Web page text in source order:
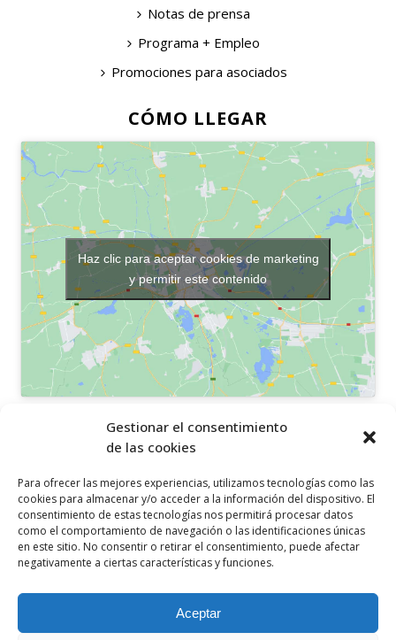
Gestionar el consentimiento
de las cookies
Para ofrecer las mejores experiencias, utilizamos tecnologías como las
cookies para almacenar y/o acceder a la información del dispositivo. El
consentimiento de estas tecnologías nos permitirá procesar datos
como el comportamiento de navegación o las identificaciones únicas
en este sitio. No consentir o retirar el consentimiento, puede afectar
negativamente a ciertas características y funciones.
Aceptar
Notas de prensa
Programa + Empleo
Promociones para asociados
CÓMO LLEGAR
Haz clic para aceptar cookies de marketing
y permitir este contenido
OTROS ENLACES
Política de cookies
Aviso legal
Canal ético
SÍGUENOS EN